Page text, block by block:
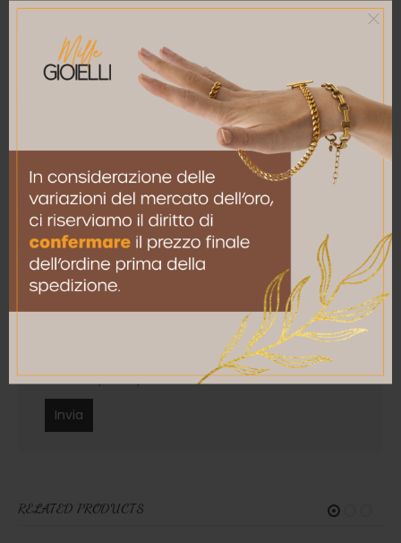
La tua recensione*
Nome*
Email*
Salva il mio nome, email e sito web in questo
browser per la prossima volta che commento.
RELATED PRODUCTS